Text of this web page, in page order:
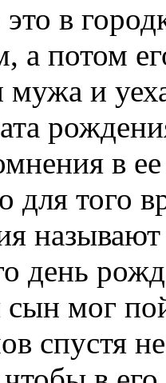
в
а потом
мужа и
в
для того
день
сын мог
спустя